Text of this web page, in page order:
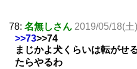
78: 名無しさん 2019/05/18(
>>73>>74
まじかよ犬くらいは転がせ
たらやるわ